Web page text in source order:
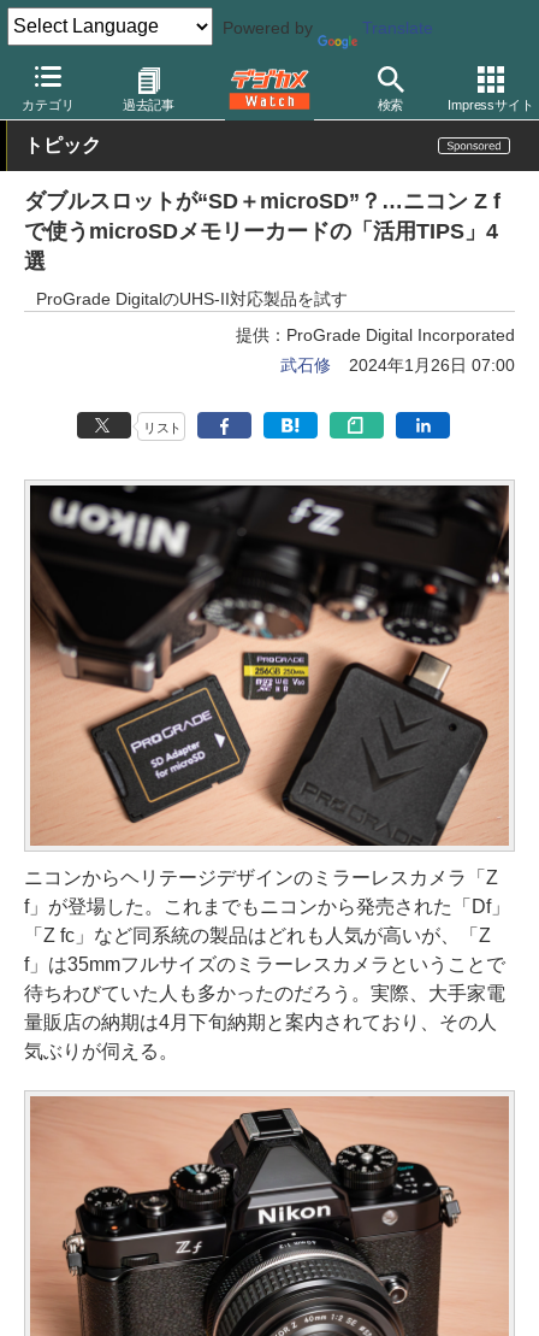
Powered by Translate
カテゴリ 過去記事 検索 Impressサイト
デジカメ Watch 撮影用品 記録メディア/カードリーダー
トピック
ダブルスロットが“SD＋microSD”？…ニコン Z f
で使うmicroSDメモリーカードの「活用TIPS」4
選
ProGrade DigitalのUHS-II対応製品を試す
提供： ProGrade Digital Incorporated
武石修
2024年1月26日 07:00
リスト
ニコンからヘリテージデザインのミラーレスカメラ「Z
f」が登場した。これまでもニコンから発売された「Df」
「Z fc」など同系統の製品はどれも人気が高いが、「Z
f」は35mmフルサイズのミラーレスカメラということで
待ちわびていた人も多かったのだろう。実際、大手家電
量販店の納期は4月下旬納期と案内されており、その人
気ぶりが伺える。